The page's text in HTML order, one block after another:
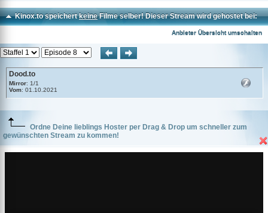
Kinox.to speichertkeineFilme selber! Dieser Stream wird gehostet bei:
Anbieter Übersicht umschalten
Dood.to
Mirror: 1/1
Vom: 01.10.2021
Ordne Deine lieblings Hoster per Drag & Drop um schneller zum
gewünschten Stream zu kommen!